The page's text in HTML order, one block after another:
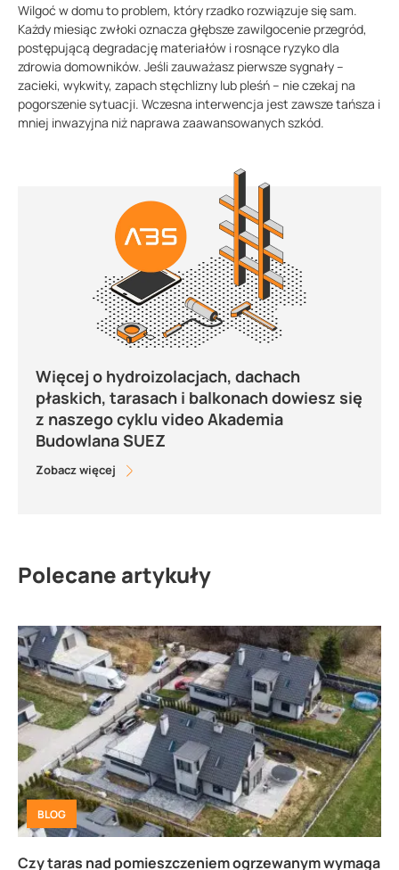
Wilgoć w domu to problem, który rzadko rozwiązuje się sam.
Każdy miesiąc zwłoki oznacza głębsze zawilgocenie przegród,
postępującą degradację materiałów i rosnące ryzyko dla
zdrowia domowników. Jeśli zauważasz pierwsze sygnały –
zacieki, wykwity, zapach stęchlizny lub pleśń – nie czekaj na
pogorszenie sytuacji. Wczesna interwencja jest zawsze tańsza i
mniej inwazyjna niż naprawa zaawansowanych szkód.
Więcej o hydroizolacjach, dachach
płaskich, tarasach i balkonach dowiesz się
z naszego cyklu video Akademia
Budowlana SUEZ
Zobacz więcej
Polecane artykuły
BLOG
Czy taras nad pomieszczeniem ogrzewanym wymaga